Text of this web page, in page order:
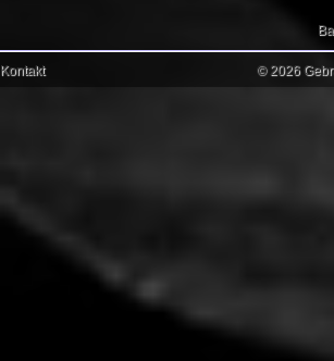
Kontakt © 2026